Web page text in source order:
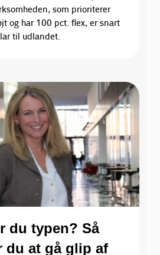
som prioriterer
og har 100 pct. flex, er snart
til udlandet.
du typen? Så
du at gå glip af